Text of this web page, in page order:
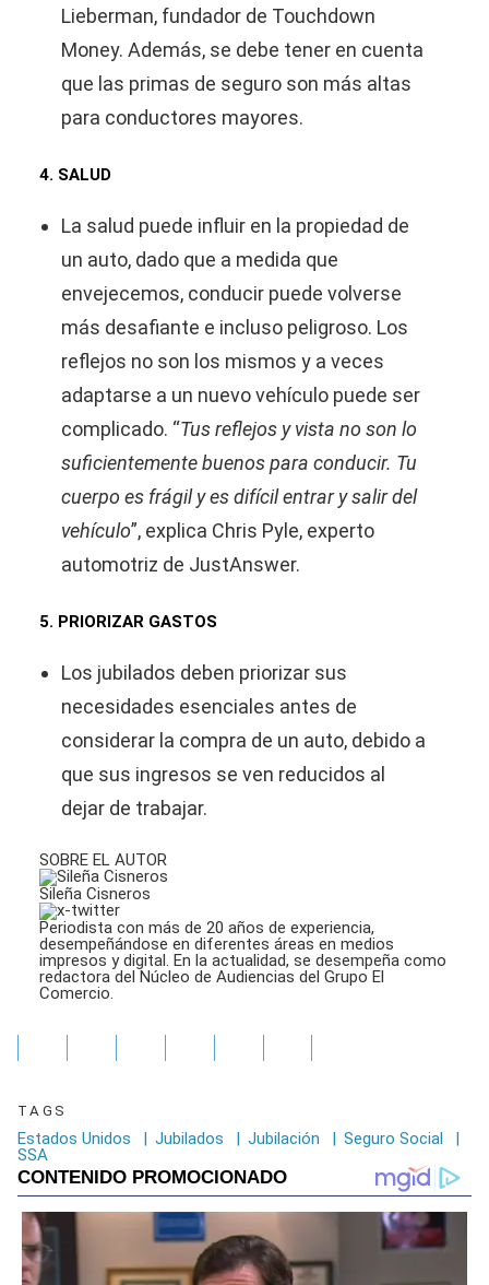
Lieberman, fundador de Touchdown
Money. Además, se debe tener en cuenta
que las primas de seguro son más altas
para conductores mayores.
4. SALUD
La salud puede influir en la propiedad de
un auto, dado que a medida que
envejecemos, conducir puede volverse
más desafiante e incluso peligroso. Los
reflejos no son los mismos y a veces
adaptarse a un nuevo vehículo puede ser
complicado. “Tus reflejos y vista no son lo
suficientemente buenos para conducir. Tu
cuerpo es frágil y es difícil entrar y salir del
vehículo”, explica Chris Pyle, experto
automotriz de JustAnswer.
5. PRIORIZAR GASTOS
Los jubilados deben priorizar sus
necesidades esenciales antes de
considerar la compra de un auto, debido a
que sus ingresos se ven reducidos al
dejar de trabajar.
SOBRE EL AUTOR
Sileña Cisneros
Periodista con más de 20 años de experiencia,
desempeñándose en diferentes áreas en medios
impresos y digital. En la actualidad, se desempeña como
redactora del Núcleo de Audiencias del Grupo El
Comercio.
TAGS
Estados Unidos | Jubilados | Jubilación | Seguro Social
|
SSA